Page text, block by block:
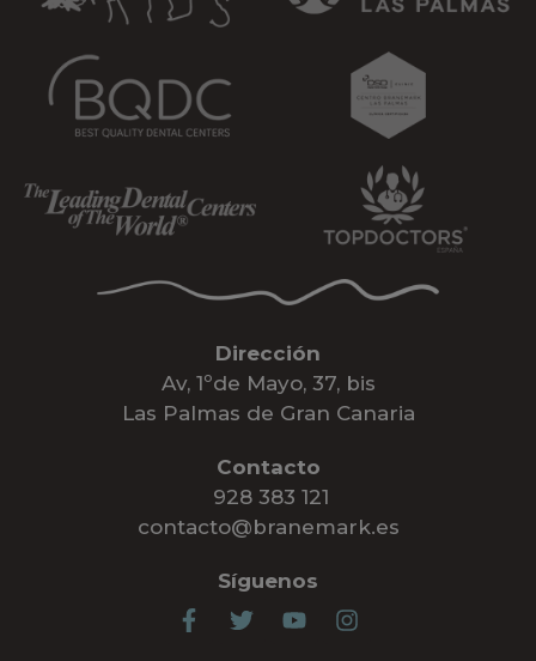
Dirección
Av, 1ºde Mayo, 37, bis
Las Palmas de Gran Canaria
Contacto
928 383 121
contacto@branemark.es
Síguenos